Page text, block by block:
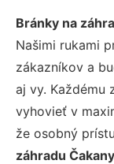
Bránky na
Našimi rukami
zákazníkov a
aj vy. Každému
vyhovieť v
že osobný
záhradu Čakany